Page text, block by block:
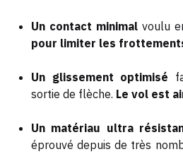
Un contact minimal voulu
pour limiter les
Un glissement optimisé
sortie de flèche. Le vol est
Un matériau ultra
éprouvé depuis de très